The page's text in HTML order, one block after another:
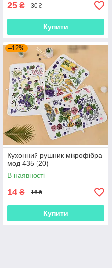
25 ₴ 30 ₴
Купити
–12%
Кухонний рушник мікрофібра
мод 435 (20)
В наявності
14 ₴ 16 ₴
Купити